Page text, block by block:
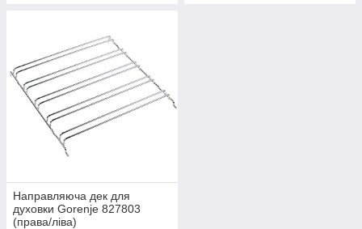
Направляюча дек для
духовки Gorenje 827803
(права/ліва)